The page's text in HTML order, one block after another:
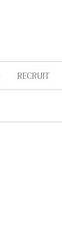
RECRUIT